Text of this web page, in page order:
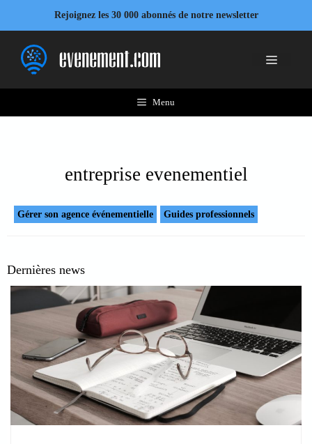
contenu
Rejoignez les 30 000 abonnés de notre newsletter
Menu
Menu
entreprise evenementiel
Gérer son agence événementielle Guides professionnels
Dernières news